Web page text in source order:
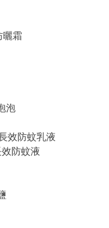
霜
泡
效防蚊乳液
防蚊液